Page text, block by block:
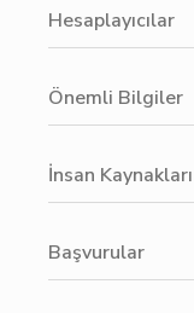
Hesaplayıcılar
Önemli Bilgiler
İnsan Kaynakları
Başvurular